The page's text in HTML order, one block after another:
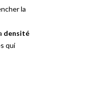
la
densité
qui